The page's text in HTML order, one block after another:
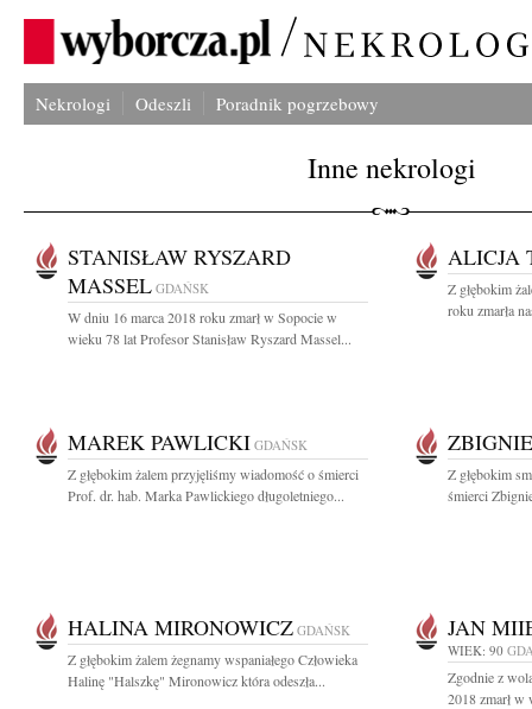
Nekrologi Odeszli Poradnik pogrzebowy
Inne nekrologi
STANISŁAW RYSZARD
MASSEL GDAŃSK
W dniu 16 marca 2018 roku zmarł w Sopocie w
wieku 78 lat Profesor Stanisław Ryszard Massel...
ALICJA
Z głębokim
roku zmarła
MAREK PAWLICKI GDAŃSK
Z głębokim żalem przyjęliśmy wiadomość o śmierci
Prof. dr. hab. Marka Pawlickiego długoletniego...
Z głębokim
śmierci
HALINA MIRONOWICZ GDAŃSK
Z głębokim żalem żegnamy wspaniałego Człowieka
Halinę "Halszkę" Mironowicz która odeszła...
JAN
WIEK: 90
Zgodnie z
2018 zmarł w